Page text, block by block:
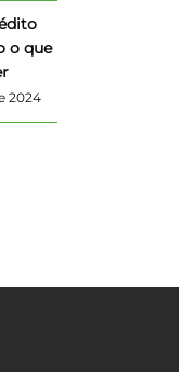
o que
2024